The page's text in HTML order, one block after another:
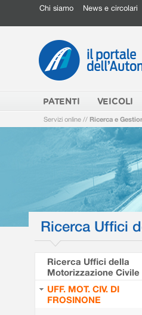
Chi siamo News e circolari
PATENTI VEICOLI
Servizi online // Ricerca e
Ricerca Uffici
Ricerca Uffici della
Motorizzazione Civile
UFF. MOT. CIV. DI
FROSINONE